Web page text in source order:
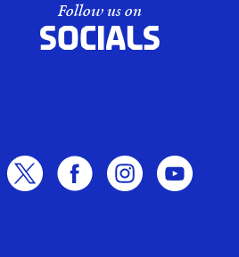
Follow us on
Socials